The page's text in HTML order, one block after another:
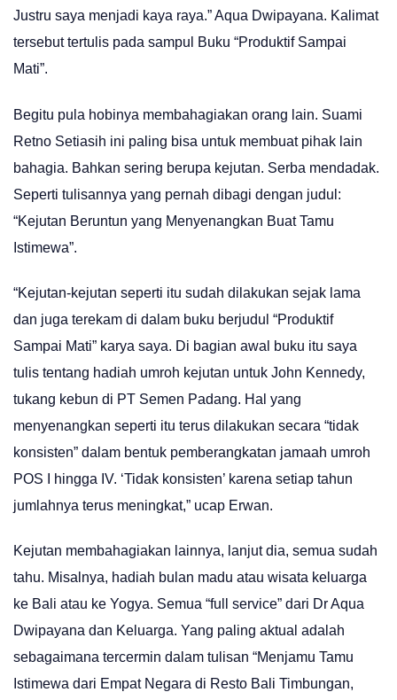
Justru saya menjadi kaya raya.” Aqua Dwipayana. Kalimat
tersebut tertulis pada sampul Buku “Produktif Sampai
Mati”.
Begitu pula hobinya membahagiakan orang lain. Suami
Retno Setiasih ini paling bisa untuk membuat pihak lain
bahagia. Bahkan sering berupa kejutan. Serba mendadak.
Seperti tulisannya yang pernah dibagi dengan judul:
“Kejutan Beruntun yang Menyenangkan Buat Tamu
Istimewa”.
“Kejutan-kejutan seperti itu sudah dilakukan sejak lama
dan juga terekam di dalam buku berjudul “Produktif
Sampai Mati” karya saya. Di bagian awal buku itu saya
tulis tentang hadiah umroh kejutan untuk John Kennedy,
tukang kebun di PT Semen Padang. Hal yang
menyenangkan seperti itu terus dilakukan secara “tidak
konsisten” dalam bentuk pemberangkatan jamaah umroh
POS I hingga IV. ‘Tidak konsisten’ karena setiap tahun
jumlahnya terus meningkat,” ucap Erwan.
Kejutan membahagiakan lainnya, lanjut dia, semua sudah
tahu. Misalnya, hadiah bulan madu atau wisata keluarga
ke Bali atau ke Yogya. Semua “full service” dari Dr Aqua
Dwipayana dan Keluarga. Yang paling aktual adalah
sebagaimana tercermin dalam tulisan “Menjamu Tamu
Istimewa dari Empat Negara di Resto Bali Timbungan,